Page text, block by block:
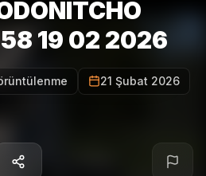
19 02 2026
21 Şubat 2026